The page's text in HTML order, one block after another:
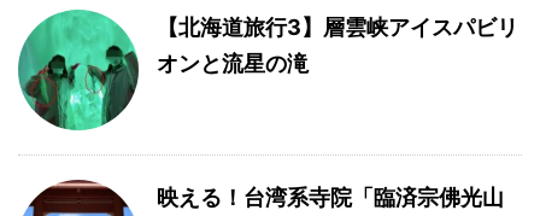
【北海道旅行3】層雲峡アイスパビリ
オンと流星の滝
映える！台湾系寺院「臨済宗佛光山